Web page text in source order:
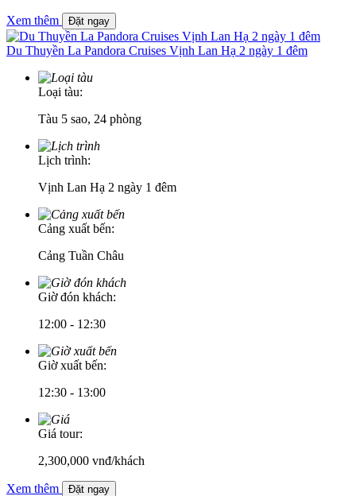
Xem thêm Đặt ngay
Du Thuyền La Pandora Cruises Vịnh Lan Hạ 2 ngày 1 đêm
Loại tàu:
Tàu 5 sao, 24 phòng
Lịch trình:
Vịnh Lan Hạ 2 ngày 1 đêm
Cảng xuất bến:
Cảng Tuần Châu
Giờ đón khách:
12:00 - 12:30
Giờ xuất bến:
12:30 - 13:00
Giá tour:
2,300,000 vnđ/khách
Xem thêm Đặt ngay